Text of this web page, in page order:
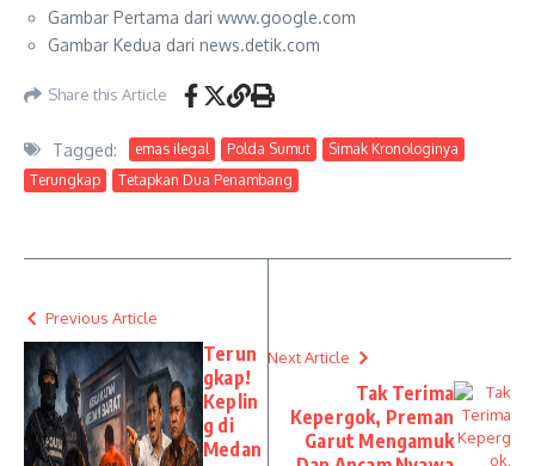
Gambar Pertama dari www.google.com
Gambar Kedua dari news.detik.com
Share this Article
Tagged: emas ilegal Polda Sumut
Simak Kronologinya
Terungkap
Tetapkan Dua Penambang
Previous Article
Terun
gkap!
Keplin
g di
Medan
Next Article
Tak Terima
Kepergok, Preman
Garut Mengamuk